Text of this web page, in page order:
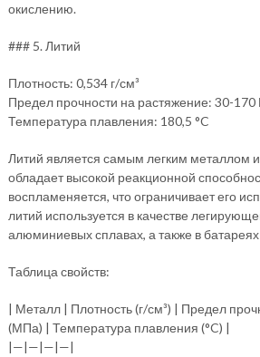
окислению.
### 5. Литий
Плотность: 0,534 г/см³
Предел прочности на растяжение: 30-
Температура плавления: 180,5 °C
Литий является самым легким металлом
обладает высокой реакционной
воспламеняется, что ограничивает его
литий используется в качестве
алюминиевых сплавах, а также в
Таблица свойств:
| Металл | Плотность (г/см³) | Предел
(МПа) | Температура плавления (°C) |
|—|—|—|—|